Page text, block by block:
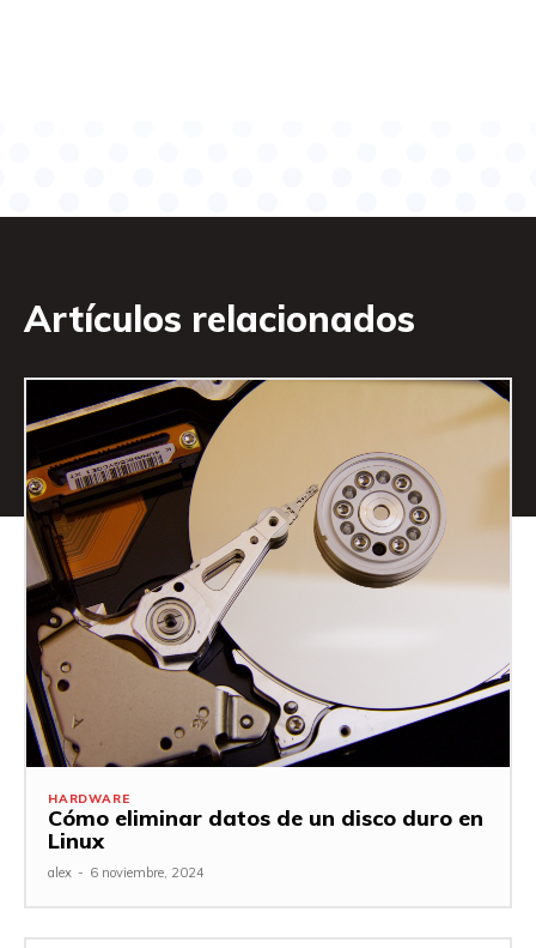
Artículos relacionados
HARDWARE
Cómo eliminar datos de un disco duro en
Linux
alex - 6 noviembre, 2024